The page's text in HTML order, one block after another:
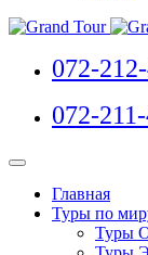
072-
072-
Главная
Туры по
Туры